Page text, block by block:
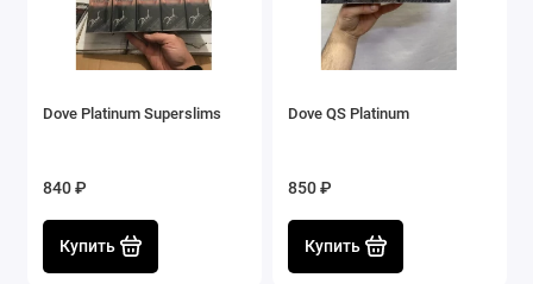
Dove Platinum Superslims
840 ₽
Купить
Dove QS Platinum
850 ₽
Купить